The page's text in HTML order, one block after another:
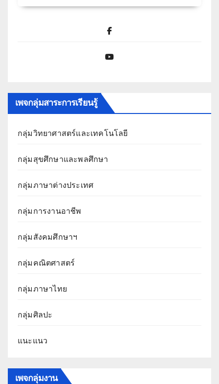
Facebook
YouTube
เพจกลุ่มสาระการเรียนรู้
กลุ่มวิทยาศาสตร์และเทคโนโลยี
กลุ่มสุขศึกษาและพลศึกษา
กลุ่มภาษาต่างประเทศ
กลุ่มการงานอาชีพ
กลุ่มสังคมศึกษาฯ
กลุ่มคณิตศาสตร์
กลุ่มภาษาไทย
กลุ่มศิลปะ
แนะแนว
เพจกลุ่มงาน